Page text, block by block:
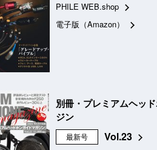
PHILE WEB.shop
電子版（Amazon）
別冊・プレミアムヘッ
ジン
最新号 Vol.23